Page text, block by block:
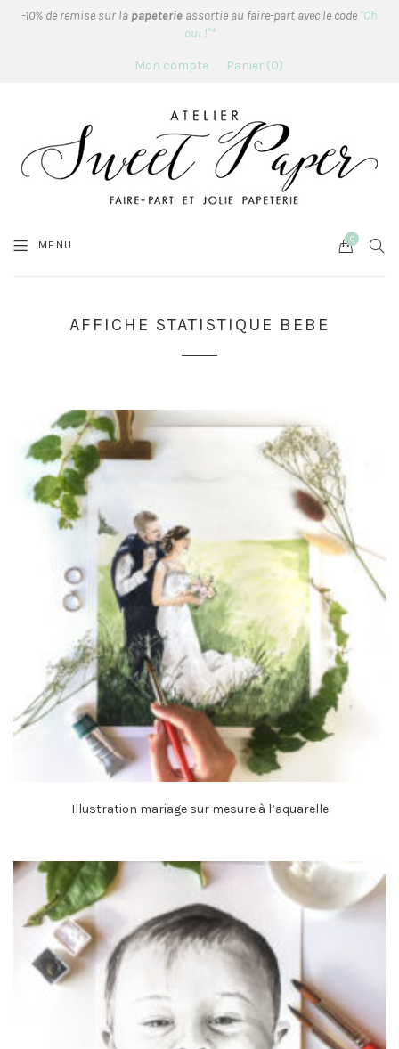
-10% de remise sur la papeterie assortie au faire-part avec le code "Oh
oui !"*
Mon compte Panier 0
MENU Cart
0
AFFICHE STATISTIQUE BEBE
Illustration mariage sur mesure à l’aquarelle